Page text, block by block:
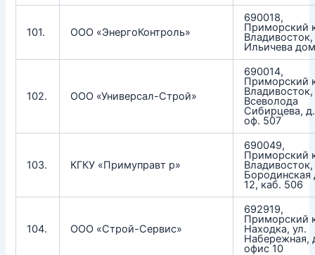
101. ООО «ЭнергоКонтроль»
690018,
Приморский
Владивосток,
Ильичева
102. ООО «Универсал-Строй»
690014,
Приморский
Владивосток,
Всеволода
Сибирцева,
оф. 507
103. КГКУ «Примуправт р»
690049,
Приморский
Владивосток,
Бородинская
12, каб. 506
104. ООО «Строй-Сервис»
692919,
Приморский
Находка, ул.
Набережная,
офис 10